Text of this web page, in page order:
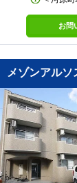
お問
メゾンアルソ